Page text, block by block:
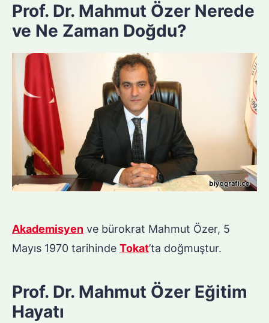
Prof. Dr. Mahmut Özer Nerede
ve Ne Zaman Doğdu?
Akademisyen ve bürokrat Mahmut Özer, 5
Mayıs 1970 tarihinde Tokat’ta doğmuştur.
Prof. Dr. Mahmut Özer Eğitim
Hayatı